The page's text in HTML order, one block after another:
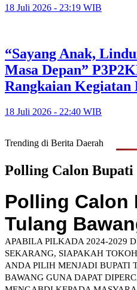
18 Juli 2026 - 23:19 WIB
“Sayang Anak,
Masa Depan”
Rangkaian Kegiatan
18 Juli 2026 - 22:40 WIB
Trending di Berita Daerah
Polling Calon Bupati